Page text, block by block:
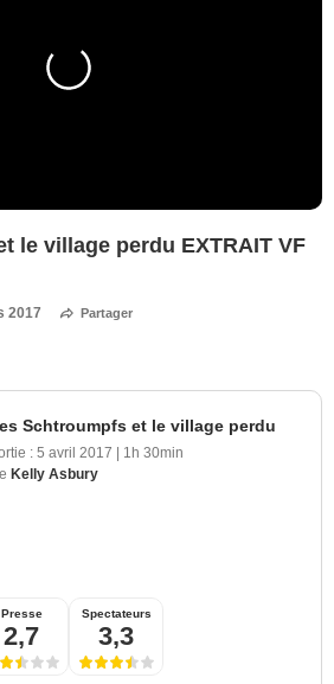
le village perdu EXTRAIT VF
2017 Partager
Schtroumpfs et le village perdu
: 5 avril 2017 | 1h 30min
Kelly Asbury
Presse
2,7
Spectateurs
3,3